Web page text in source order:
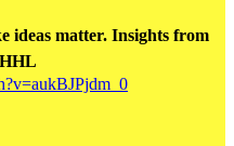
ideas matter. Insights from